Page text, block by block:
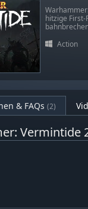
hitzige
Action
& FAQs (2)
Vermintide